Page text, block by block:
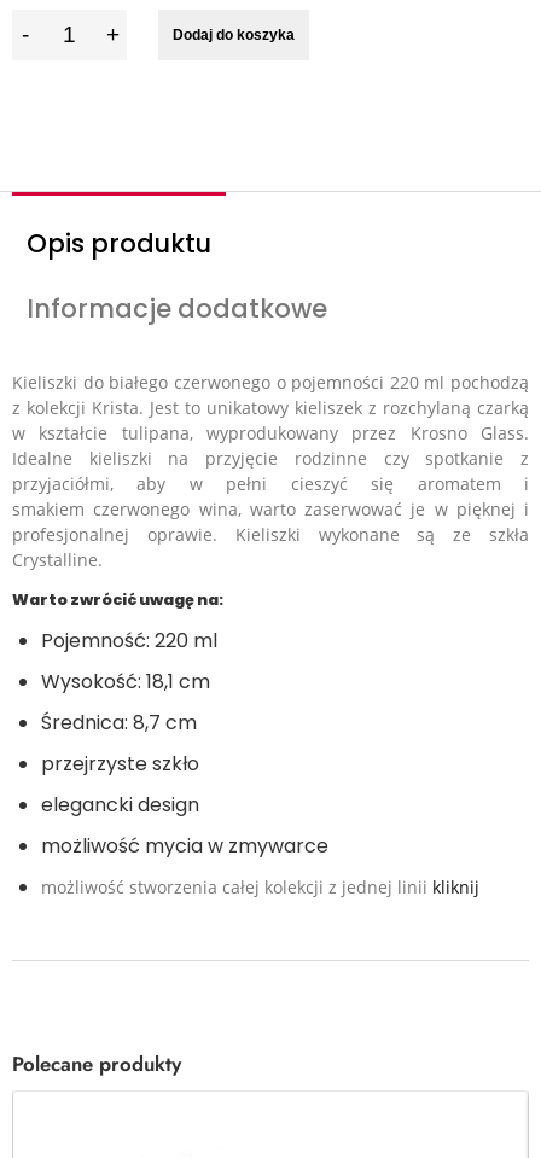
Dodaj do koszyka
Opis produktu
Informacje dodatkowe
Kieliszki do białego czerwonego o pojemności 220 ml pochodzą
z kolekcji Krista. Jest to unikatowy kieliszek z rozchylaną czarką
w kształcie tulipana, wyprodukowany przez Krosno Glass.
Idealne kieliszki na przyjęcie rodzinne czy spotkanie z
przyjaciółmi, aby w pełni cieszyć się aromatem i
smakiem czerwonego wina, warto zaserwować je w pięknej i
profesjonalnej oprawie. Kieliszki wykonane są ze szkła
Crystalline.
Warto zwrócić uwagę na:
Pojemność: 220 ml
Wysokość: 18,1 cm
Średnica: 8,7 cm
przejrzyste szkło
elegancki design
możliwość mycia w zmywarce
możliwość stworzenia całej kolekcji z jednej linii kliknij
Polecane produkty